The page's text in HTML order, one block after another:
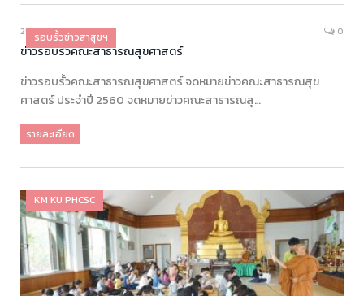
รอบรั้วข่าวสาสุขฯ
25/12/2020 0
ข่าวรอบรั้วคณะสาธารณสุขศาสตร์
ข่าวรอบรั้วคณะสาธารณสุขศาสตร์ จดหมายข่าวคณะสาธารณสุข
ศาสตร์ ประจำปี 2560 จดหมายข่าวคณะสาธารณสุ…
รายละเอียด
KM KU PHCSC